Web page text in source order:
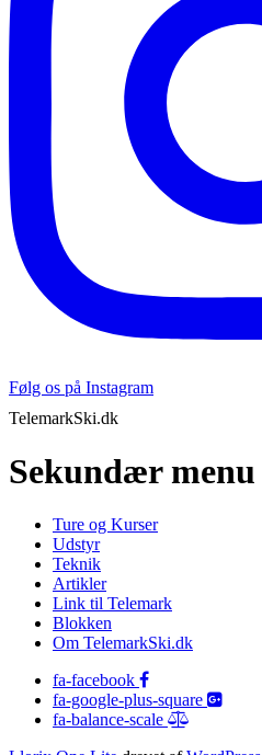
Følg os på Instagram
TelemarkSki.dk
Sekundær menu
Ture og Kurser
Udstyr
Teknik
Artikler
Link til Telemark
Blokken
Om TelemarkSki.dk
fa-facebook
fa-google-plus-square
fa-balance-scale